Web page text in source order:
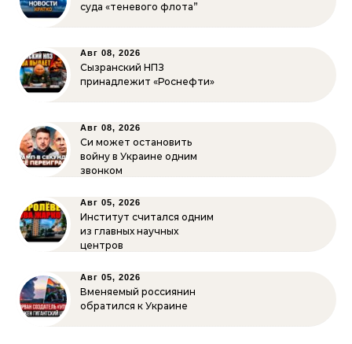
суда «теневого флота”
Авг 08, 2026
Сызранский НПЗ
принадлежит «Роснефти»
Авг 08, 2026
Си может остановить
войну в Украине одним
звонком
Авг 05, 2026
Институт считался одним
из главных научных
центров
Авг 05, 2026
Вменяемый россиянин
обратился к Украине